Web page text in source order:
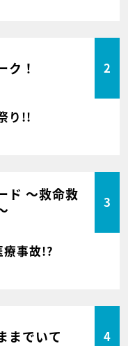
ク！ 2
り!!
ド ～救命救
3
事故!?
までいて 4